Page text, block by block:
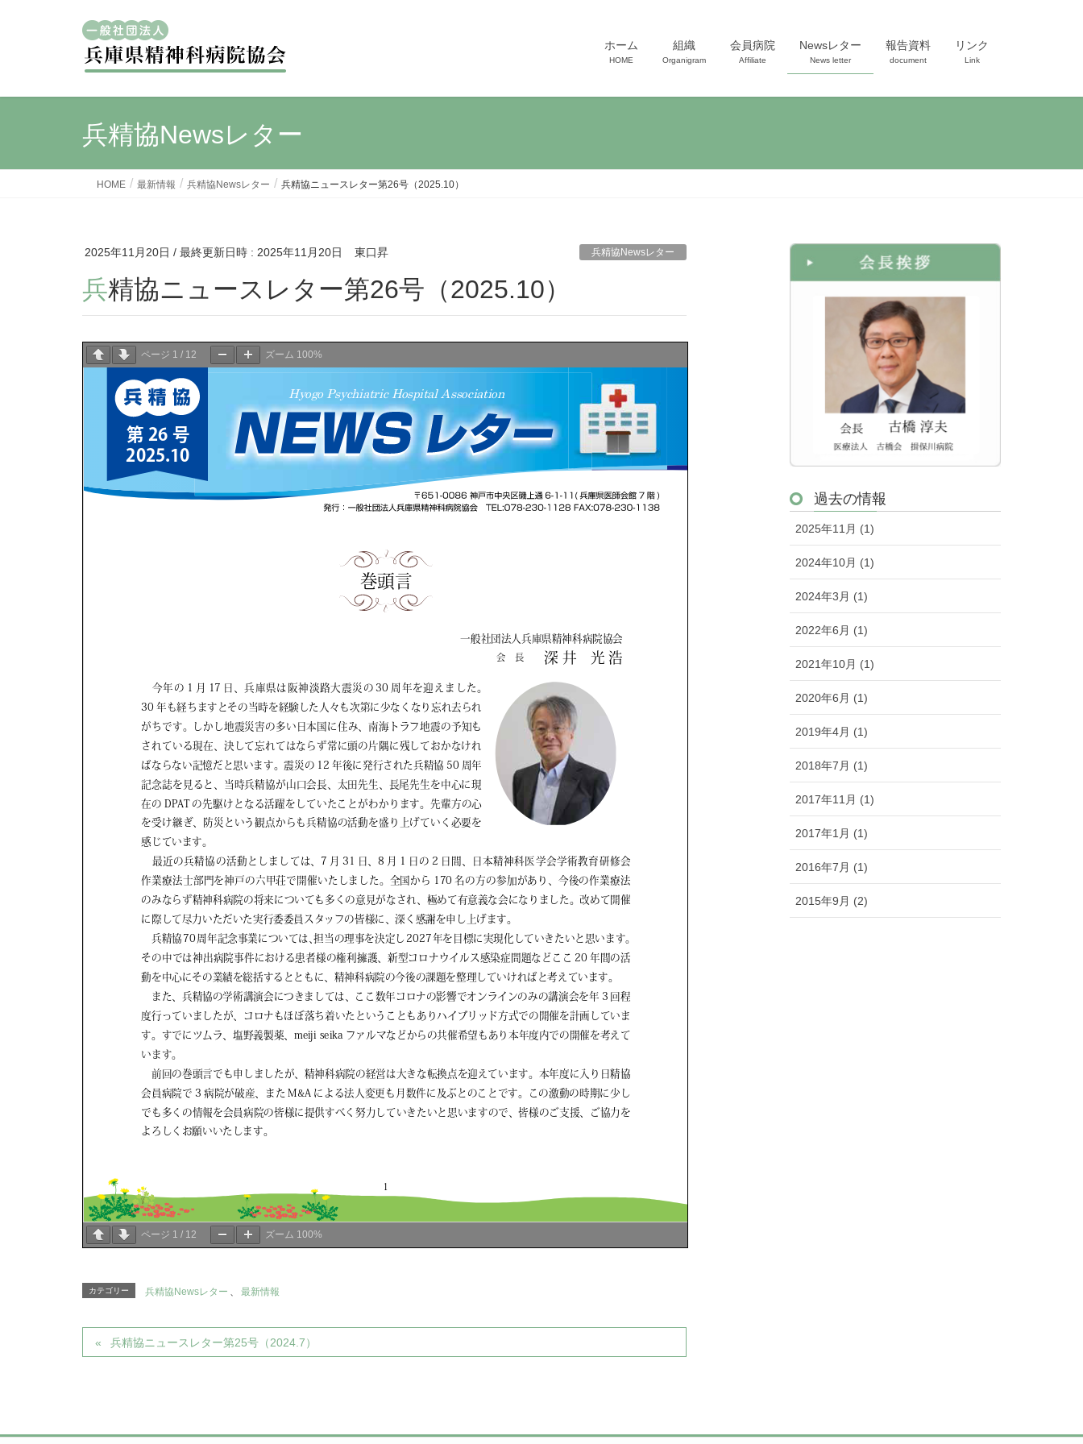
ホーム
HOME
組織
Organigram
会員病院
Affiliate
Newsレター
News letter
報告資料
document
リンク
Link
兵精協Newsレター
HOME 最新情報 兵精協Newsレター 兵精協ニュースレター第26号（2025.10）
2025年11月20日 / 最終更新日時 : 2025年11月20日 東口昇 兵精協Newsレター
兵精協ニュースレター第26号（2025.10）
ページ 1 / 12 ズーム 100%
ページ 1 / 12 ズーム 100%
カテゴリー 兵精協Newsレター 最新情報
兵精協ニュースレター第25号（2024.7）
過去の情報
2025年11月 (1)
2024年10月 (1)
2024年3月 (1)
2022年6月 (1)
2021年10月 (1)
2020年6月 (1)
2019年4月 (1)
2018年7月 (1)
2017年11月 (1)
2017年1月 (1)
2016年7月 (1)
2015年9月 (2)